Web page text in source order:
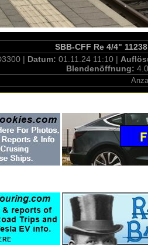
SBB-CFF Re 4/4"
| Datum: 01.11.24 11:10 |
Blendenöffnung: